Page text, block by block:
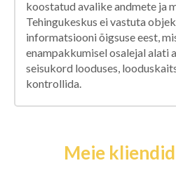
koostatud avalike andmete ja
Tehingukeskus ei vastuta
informatsiooni õigsuse eest,
enampakkumisel osalejal alati
seisukord looduses,
kontrollida.
Meie